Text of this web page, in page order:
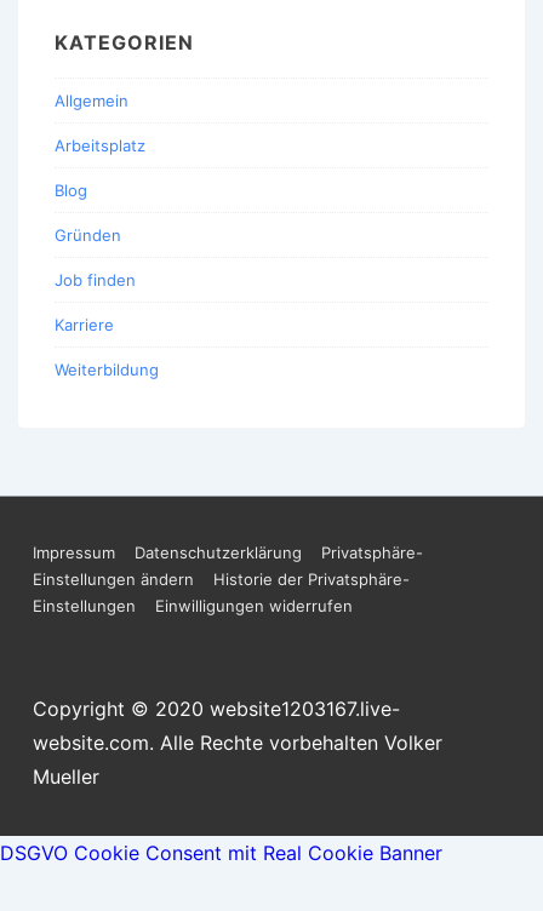
KATEGORIEN
Allgemein
Arbeitsplatz
Blog
Gründen
Job finden
Karriere
Weiterbildung
Impressum Datenschutzerklärung
Privatsphäre-
Einstellungen ändern
Historie der Privatsphäre-
Einstellungen
Einwilligungen widerrufen
Copyright © 2020 website1203167.live-
website.com. Alle Rechte vorbehalten Volker
Mueller
DSGVO Cookie Consent mit Real Cookie Banner